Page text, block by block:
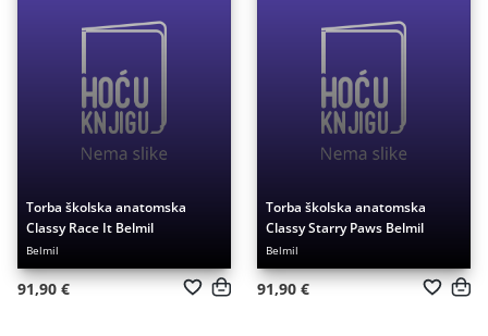
Torba školska anatomska
Classy Race It Belmil
Belmil
91,90 €
Torba školska anatomska
Classy Starry Paws Belmil
Belmil
91,90 €